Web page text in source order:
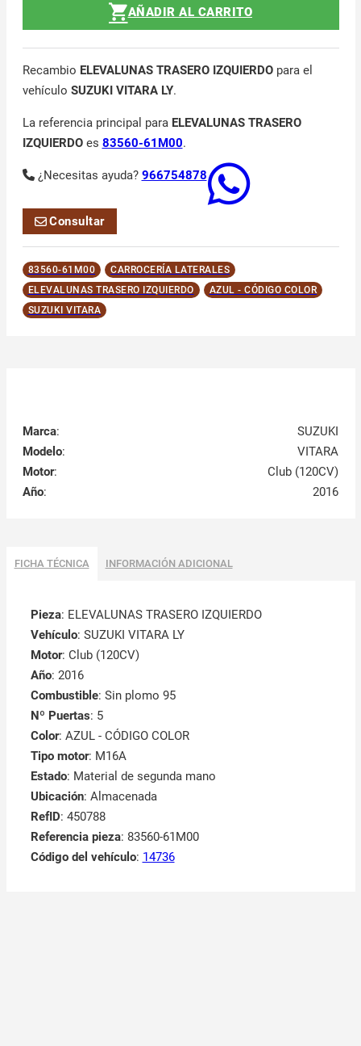
AÑADIR AL CARRITO
Recambio ELEVALUNAS TRASERO IZQUIERDOpara el
vehículo SUZUKI VITARA LY.
La referencia principal para ELEVALUNAS TRASERO
IZQUIERDOes 83560-61M00.
¿Necesitas ayuda? 966754878
Consultar
83560-61M00
CARROCERÍA LATERALES
ELEVALUNAS TRASERO IZQUIERDO
AZUL - CÓDIGO COLOR
SUZUKI VITARA
Marca:
SUZUKI
Modelo:
VITARA
Motor:
Club (120CV)
Año: 2016
FICHA TÉCNICA INFORMACIÓN ADICIONAL
Pieza: ELEVALUNAS TRASERO IZQUIERDO
Vehículo: SUZUKI VITARA LY
Motor: Club (120CV)
Año: 2016
Combustible: Sin plomo 95
Nº Puertas: 5
Color: AZUL - CÓDIGO COLOR
Tipo motor: M16A
Estado: Material de segunda mano
Ubicación: Almacenada
RefID: 450788
Referencia pieza: 83560-61M00
Código del vehículo: 14736